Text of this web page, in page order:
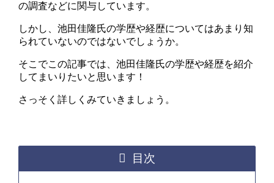
の調査などに関与しています。
しかし、池田佳隆氏の学歴や経歴についてはあまり知
られていないのではないでしょうか。
そこでこの記事では、池田佳隆氏の学歴や経歴を紹介
してまいりたいと思います！
さっそく詳しくみていきましょう。
目次